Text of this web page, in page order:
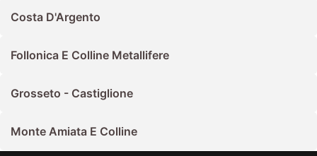
Costa D'Argento
Follonica E Colline Metallifere
Grosseto - Castiglione
Monte Amiata E Colline